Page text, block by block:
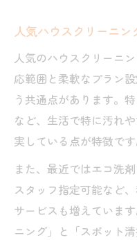
ちな点
業者別ハウス
び方
月1回利用時
握しよう
業者比較で見える
ランキングか
業者の特徴
ハウスクリー
クポイント
人気ハウスクリーニ
人気のハウスクリーニ
応範囲と柔軟なプラン
う共通点があります。
など、生活で特に汚れ
実している点が特徴です
また、最近ではエコ洗
スタッフ指定可能など
サービスも増えていま
ニング」と「スポット